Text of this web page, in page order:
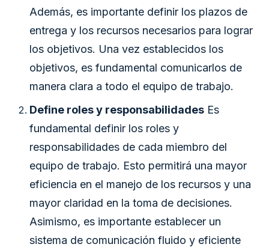
Además, es importante definir los plazos de
entrega y los recursos necesarios para lograr
los objetivos. Una vez establecidos los
objetivos, es fundamental comunicarlos de
manera clara a todo el equipo de trabajo.
Define roles y responsabilidades Es
fundamental definir los roles y
responsabilidades de cada miembro del
equipo de trabajo. Esto permitirá una mayor
eficiencia en el manejo de los recursos y una
mayor claridad en la toma de decisiones.
Asimismo, es importante establecer un
sistema de comunicación fluido y eficiente